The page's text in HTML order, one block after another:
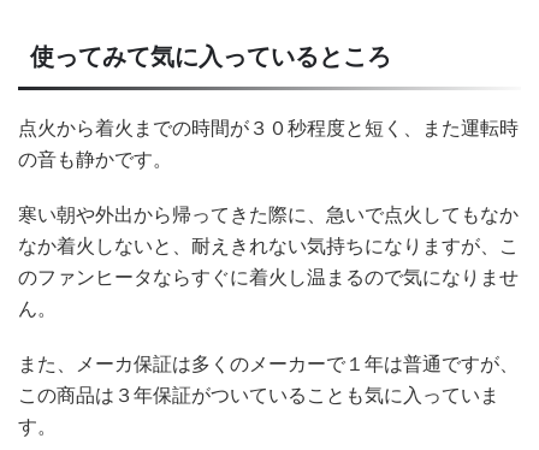
使ってみて気に入っているところ
点火から着火までの時間が３０秒程度と短く、また運転時
の音も静かです。
寒い朝や外出から帰ってきた際に、急いで点火してもなか
なか着火しないと、耐えきれない気持ちになりますが、こ
のファンヒータならすぐに着火し温まるので気になりませ
ん。
また、メーカ保証は多くのメーカーで１年は普通ですが、
この商品は３年保証がついていることも気に入っていま
す。